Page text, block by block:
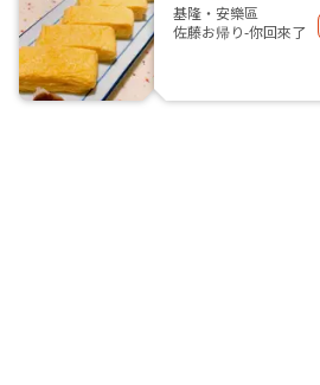
基隆・安樂區
佐藤お帰り-你回來了